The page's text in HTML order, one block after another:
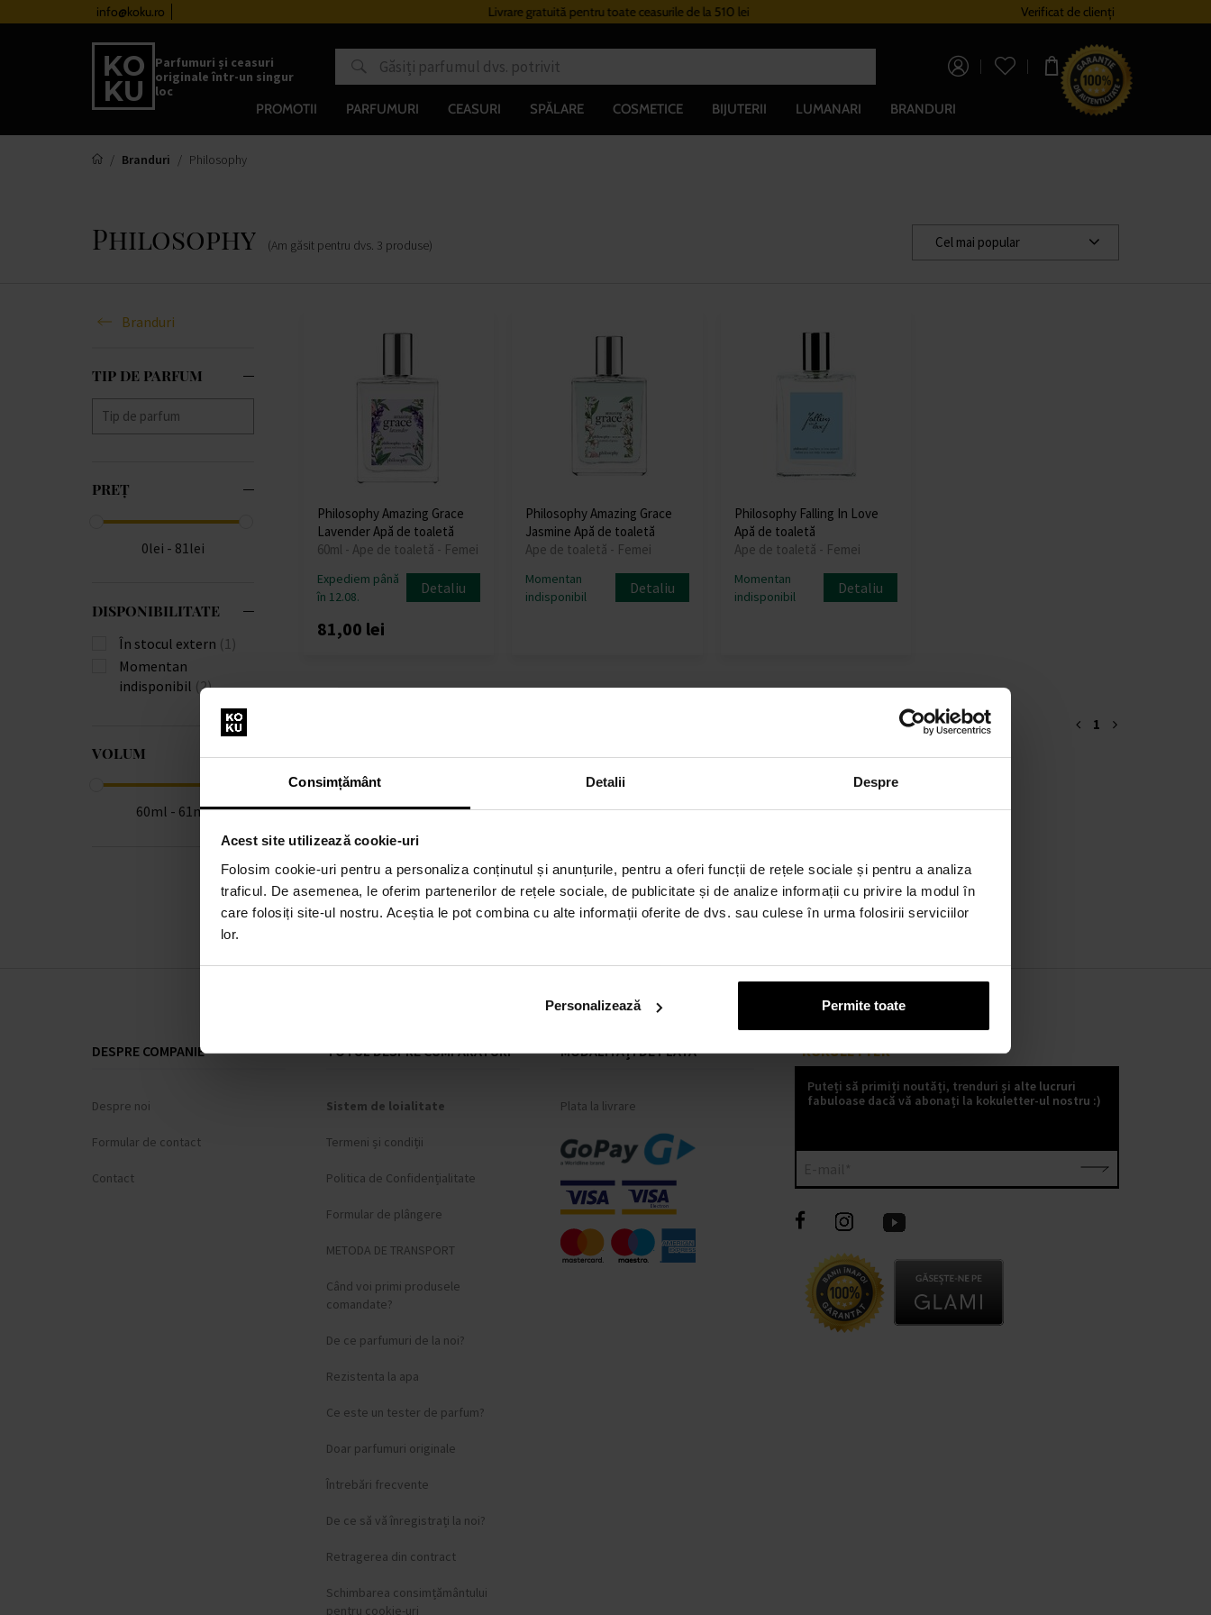
Consimțământ Detalii Despre
Acest site utilizează cookie-uri
Folosim cookie-uri pentru a personaliza conținutul și anunțurile, pentru a oferi funcții de rețele sociale și pentru a analiza
traficul. De asemenea, le oferim partenerilor de rețele sociale, de publicitate și de analize informații cu privire la modul în
care folosiți site-ul nostru. Aceștia le pot combina cu alte informații oferite de dvs. sau culese în urma folosirii serviciilor
lor.
Personalizează Permite toate
info@koku.ro Livrare gratuită pentru toate ceasurile de la 510 lei Verificat de clienți
Parfumuri și ceasuri
originale într-un singur
loc
0,00 lei
PROMOTII PARFUMURI CEASURI SPĂLARE COSMETICE BIJUTERII LUMANARI BRANDURI
Branduri Philosophy
Philosophy (Am găsit pentru dvs. 3 produse) Cel mai popular
Branduri
TIP DE PARFUM
PREȚ
0lei - 81lei
DISPONIBILITATE
În stocul extern (1)
Momentan
indisponibil (2)
VOLUM
60ml - 61ml
Philosophy Amazing Grace
Lavender Apă de toaletă
60ml - Ape de toaletă - Femei
Expediem până
în 12.08.
Detaliu
81,00 lei
Philosophy Amazing Grace
Jasmine Apă de toaletă
Ape de toaletă - Femei
Momentan
indisponibil
Detaliu
Philosophy Falling In Love
Apă de toaletă
Ape de toaletă - Femei
Momentan
indisponibil
Detaliu
1
DESPRE COMPANIE
Despre noi
Formular de contact
Contact
TOTUL DESPRE CUMPĂRĂTURI
Sistem de loialitate
Termeni și condiții
Politica de Confidențialitate
Formular de plângere
METODA DE TRANSPORT
Când voi primi produsele
comandate?
De ce parfumuri de la noi?
Rezistenta la apa
Ce este un tester de parfum?
Doar parfumuri originale
Întrebări frecvente
De ce să vă înregistrați la noi?
Retragerea din contract
Schimbarea consimțământului
pentru cookie-uri
MODALITĂȚI DE PLATĂ
Plata la livrare
KOKULETTER
Puteți să primiți noutăți, trenduri și alte lucruri
fabuloase dacă vă abonați la kokuletter-ul nostru :)